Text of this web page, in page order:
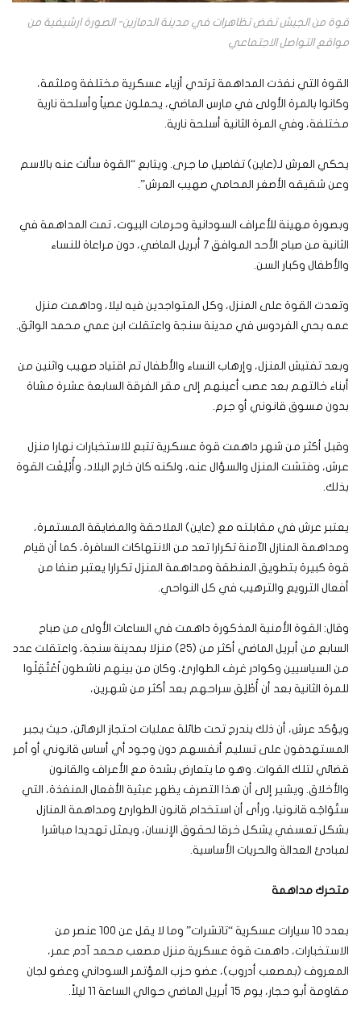
قوة من الجيش تفض تظاهرات في مدينة الدمازين- الصورة ارشيفية من
مواقع التواصل الاجتماعي
القوة التي نفذت المداهمة ترتدي أزياء عسكرية مختلفة وملثمة،
وكانوا بالمرة الأولى في مارس الماضي، يحملون عصياً وأسلحة نارية
مختلفة، وفي المرة الثانية أسلحة نارية.
يحكي العرش لـ(عاين) تفاصيل ما جرى. ويتابع “القوة سألت عنه بالاسم
وعن شقيقه الأصغر المحامي صهيب العرش”.
وبصورة مهينة للأعراف السودانية وحرمات البيوت، تمت المداهمة في
الثانية من صباح الأحد الموافق 7 أبريل الماضي، دون مراعاة للنساء
والأطفال وكبار السن.
وتعدت القوة على المنزل، وكل المتواجدين فيه ليلا، وداهمت منزل
عمه بحي الفردوس في مدينة سنجة واعتقلت ابن عمي محمد الواثق.
وبعد تفتيش المنزل، وإرهاب النساء والأطفال تم اقتياد صهيب واثنين من
أبناء خالتهم بعد عصب أعينهم إلى مقر الفرقة السابعة عشرة مشاة
بدون مسوق قانوني أو جرم.
وقبل أكثر من شهر داهمت قوة عسكرية تتبع للاستخبارات نهارا منزل
عرش، وفتشت المنزل والسؤال عنه، ولكنه كان خارج البلاد، وأُبْلِغَت القوة
بذلك.
يعتبر عرش في مقابلته مع (عاين) الملاحقة والمضايقة المستمرة،
ومداهمة المنازل الآمنة تكرارا تعد من الانتهاكات السافرة، كما أن قيام
قوة كبيرة بتطويق المنطقة ومداهمة المنزل تكرارا يعتبر صنفا من
أفعال الترويع والترهيب في كل النواحي.
وقال: القوة الأمنية المذكورة داهمت في الساعات الأولى من صباح
السابع من أبريل الماضي أكثر من (25) منزلا بمدينة سنجة، واعتقلت عدد
من السياسيين وكوادر غرف الطوارئ، وكان من بينهم ناشطون اُعْتُقِلُوا
للمرة الثانية بعد أن أُطْلِق سراحهم بعد أكثر من شهرين،
ويؤكد عرش، أن ذلك يندرج تحت طائلة عمليات احتجاز الرهائن، حيث يجبر
المستهدفون على تسليم أنفسهم دون وجود أي أساس قانوني أو أمر
قضائي لتلك القوات. وهو ما يتعارض بشدة مع الأعراف والقانون
والأخلاق. ويشير إلى أن هذا التصرف يظهر عبثية الأفعال المنفذة، التي
ستُوَاجَه قانونيا، ورأى أن استخدام قانون الطوارئ ومداهمة المنازل
بشكل تعسفي يشكل خرقا لحقوق الإنسان، ويمثل تهديدا مباشرا
لمبادئ العدالة والحريات الأساسية.
متحرك مداهمة
بعدد 10 سيارات عسكرية “تاتشرات” وما لا يقل عن 100 عنصر من
الاستخبارات، داهمت قوة عسكرية منزل مصعب محمد آدم عمر،
المعروف (بمصعب أدروب)، عضو حزب المؤتمر السوداني وعضو لجان
مقاومة أبو حجار، يوم 15 أبريل الماضي حوالي الساعة 11 ليلاً.